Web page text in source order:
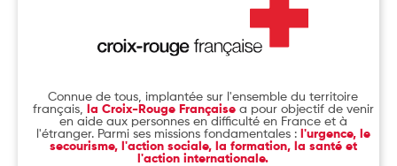
Connue de tous, implantée sur l'ensemble du territoire
français,
la Croix-Rouge Françaisea pour objectif de venir
en aide aux personnes en difficulté en France et à
l'étranger. Parmi ses missions fondamentales : l'urgence, le
secourisme, l'action sociale, la formation, la santé et
l'action internationale.